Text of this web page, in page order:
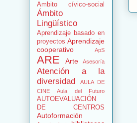
Ambito cívico-social
Ámbito
Lingüístico
Aprendizaje basado en
proyectos Aprendizaje
cooperativo
ApS
ARE Arte Asesoría
Atención a la
diversidad
AULA DE
CINE
Aula del Futuro
AUTOEVALUACIÓN
DE CENTROS
Autoformación